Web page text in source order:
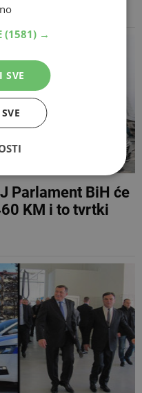
Parlament BiH će
KM i to tvrtki
(1581) →
SVE